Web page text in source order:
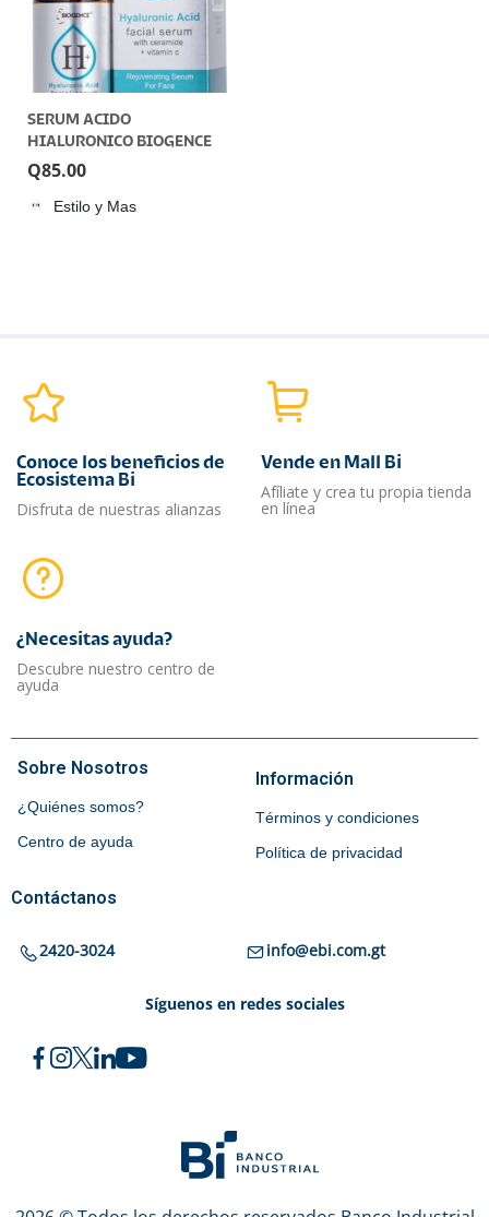
SERUM ACIDO
HIALURONICO BIOGENCE
Q85.00
Estilo y Mas
Conoce los beneficios de
Ecosistema Bi
Disfruta de nuestras alianzas
Vende en Mall Bi
Afíliate y crea tu propia tienda
en línea
¿Necesitas ayuda?​
Descubre nuestro centro de
ayuda
Sobre Nosotros
¿Quiénes somos?
Centro de ayuda
Información
Términos y condiciones
Política de privacidad
Contáctanos
2420-3024 info@ebi.com.gt
Síguenos en redes sociales